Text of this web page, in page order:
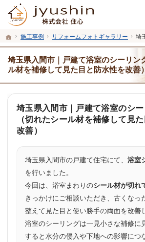
ホーム
施工事例 リフォームフォトギャラリー 埼玉県入間
埼玉県入間市｜戸建て浴室のシーリン
ル材を補修して見た目と防水性を改善）
プロの目線からご提案。入間市・所沢市・川越市の
入間市・所沢市・川越市のリフォーム・リノベーシ
埼玉県入間市｜戸建て浴室のシ
（切れたシール材を補修して見
改善）
埼玉県入間市の戸建て住宅にて、 浴室
を行いました。
今回は、浴室まわりのシール材が切れ
きっかけにご相談いただき、古くなっ
整えて見た目と使い勝手の両面を改善
浴室のシーリングは一見小さな補修に
すると水分の侵入や下地への影響につ